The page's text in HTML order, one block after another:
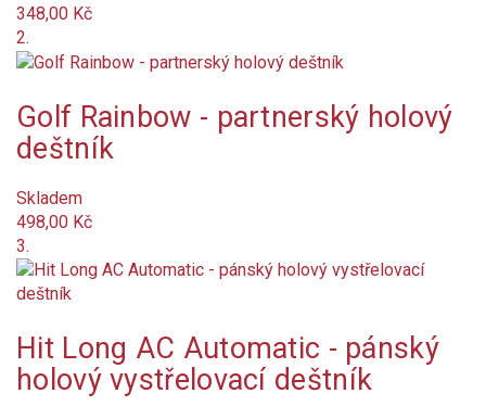
Barva
antracit
šedá
zelená
červená
bordó (vínová)
hnědá
348,00 Kč
2.
Golf Rainbow - partnerský holový
deštník
Skladem
498,00 Kč
3.
Hit Long AC Automatic - pánský
holový vystřelovací deštník